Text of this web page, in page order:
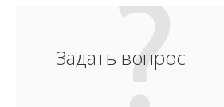
Задать вопрос